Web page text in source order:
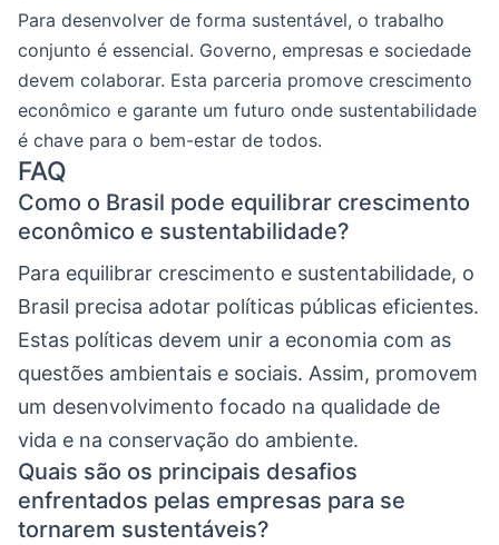
Para desenvolver de forma sustentável, o trabalho
conjunto é essencial. Governo, empresas e sociedade
devem colaborar. Esta parceria promove crescimento
econômico e garante um futuro onde sustentabilidade
é chave para o bem-estar de todos.
FAQ
Como o Brasil pode equilibrar crescimento
econômico e sustentabilidade?
Para equilibrar crescimento e sustentabilidade, o
Brasil precisa adotar políticas públicas eficientes.
Estas políticas devem unir a economia com as
questões ambientais e sociais. Assim, promovem
um desenvolvimento focado na qualidade de
vida e na conservação do ambiente.
Quais são os principais desafios
enfrentados pelas empresas para se
tornarem sustentáveis?